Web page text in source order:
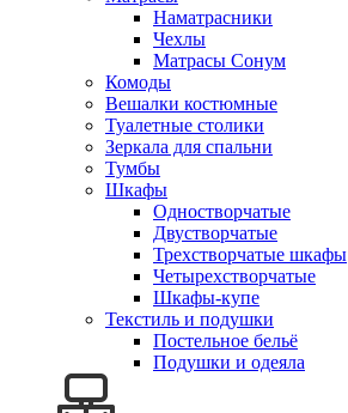
Наматрасники
Чехлы
Матрасы Сонум
Комоды
Вешалки костюмные
Туалетные столики
Зеркала для спальни
Тумбы
Шкафы
Одностворчатые
Двустворчатые
Трехстворчатые шкафы
Четырехстворчатые
Шкафы-купе
Текстиль и подушки
Постельное бельё
Подушки и одеяла